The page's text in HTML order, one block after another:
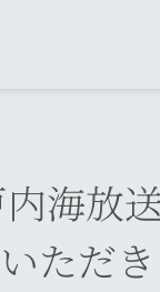
海放
ただき